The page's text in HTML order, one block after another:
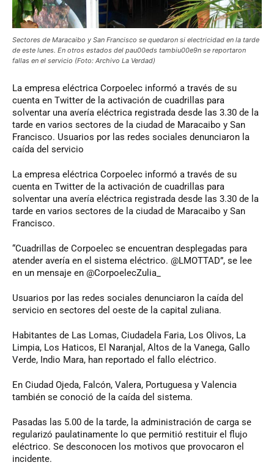
Sectores de Maracaibo y San Francisco se quedaron si electricidad en la tarde
de este lunes. En otros estados del pau00eds tambiu00e9n se reportaron
fallas en el servicio (Foto: Archivo La Verdad)
La empresa eléctrica Corpoelec informó a través de su
cuenta en Twitter de la activación de cuadrillas para
solventar una avería eléctrica registrada desde las 3.30 de la
tarde en varios sectores de la ciudad de Maracaibo y San
Francisco. Usuarios por las redes sociales denunciaron la
caída del servicio
La empresa eléctrica Corpoelec informó a través de su
cuenta en Twitter de la activación de cuadrillas para
solventar una avería eléctrica registrada desde las 3.30 de la
tarde en varios sectores de la ciudad de Maracaibo y San
Francisco.
“Cuadrillas de Corpoelec se encuentran desplegadas para
atender avería en el sistema eléctrico. @LMOTTAD”, se lee
en un mensaje en @CorpoelecZulia_
Usuarios por las redes sociales denunciaron la caída del
servicio en sectores del oeste de la capital zuliana.
Habitantes de Las Lomas, Ciudadela Faria, Los Olivos, La
Limpia, Los Haticos, El Naranjal, Altos de la Vanega, Gallo
Verde, Indio Mara, han reportado el fallo eléctrico.
En Ciudad Ojeda, Falcón, Valera, Portuguesa y Valencia
también se conoció de la caída del sistema.
Pasadas las 5.00 de la tarde, la administración de carga se
regularizó paulatinamente lo que permitió restituir el flujo
eléctrico. Se desconocen los motivos que provocaron el
incidente.